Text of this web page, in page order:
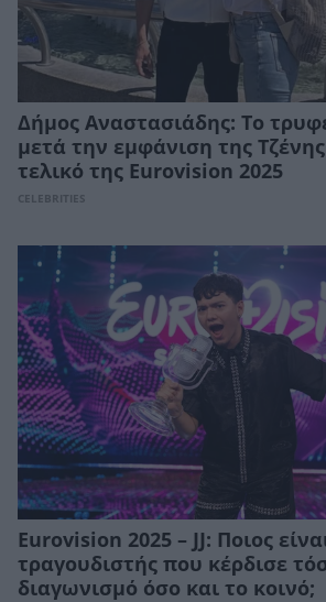
Δήμος Αναστασιάδης: Το
μετά την εμφάνιση της
τελικό της Eurovision 2025
CELEBRITIES
Eurovision 2025 – JJ: Ποιος
τραγουδιστής που κέρδισε
διαγωνισμό όσο και το κοινό;